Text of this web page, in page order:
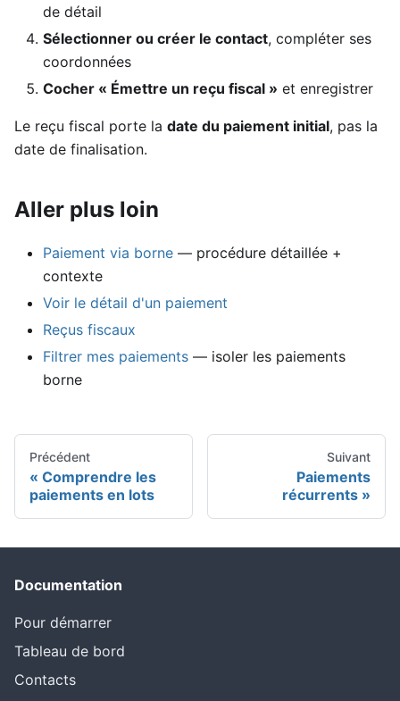
de détail
Sélectionner ou créer le contact, compléter ses
coordonnées
Cocher « Émettre un reçu fiscal » et enregistrer
Le reçu fiscal porte la date du paiement initial, pas la
date de finalisation.
Aller plus loin
Paiement via borne — procédure détaillée +
contexte
Voir le détail d'un paiement
Reçus fiscaux
Filtrer mes paiements — isoler les paiements
borne
Précédent
Comprendre les
paiements en lots
Suivant
Paiements
récurrents
Documentation
Pour démarrer
Tableau de bord
Contacts